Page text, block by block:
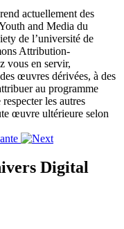
actuellement des
and Media du
de l’université de
Attribution-
vous en servir,
œuvres dérivées, à des
au programme
les autres
œuvre ultérieure selon
Digital